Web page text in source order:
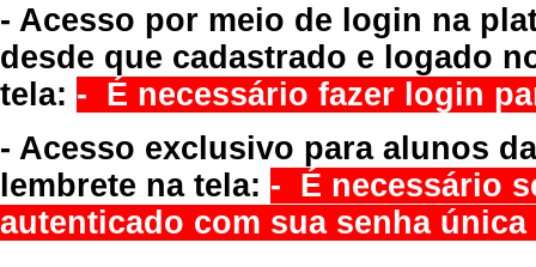
- Acesso por meio de login na
desde que cadastrado e logado
tela: - É necessário fazer login
- Acesso exclusivo para alunos
lembrete na tela: - É necessário
autenticado com sua senha